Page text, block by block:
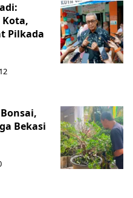
Pilkada
Bekasi